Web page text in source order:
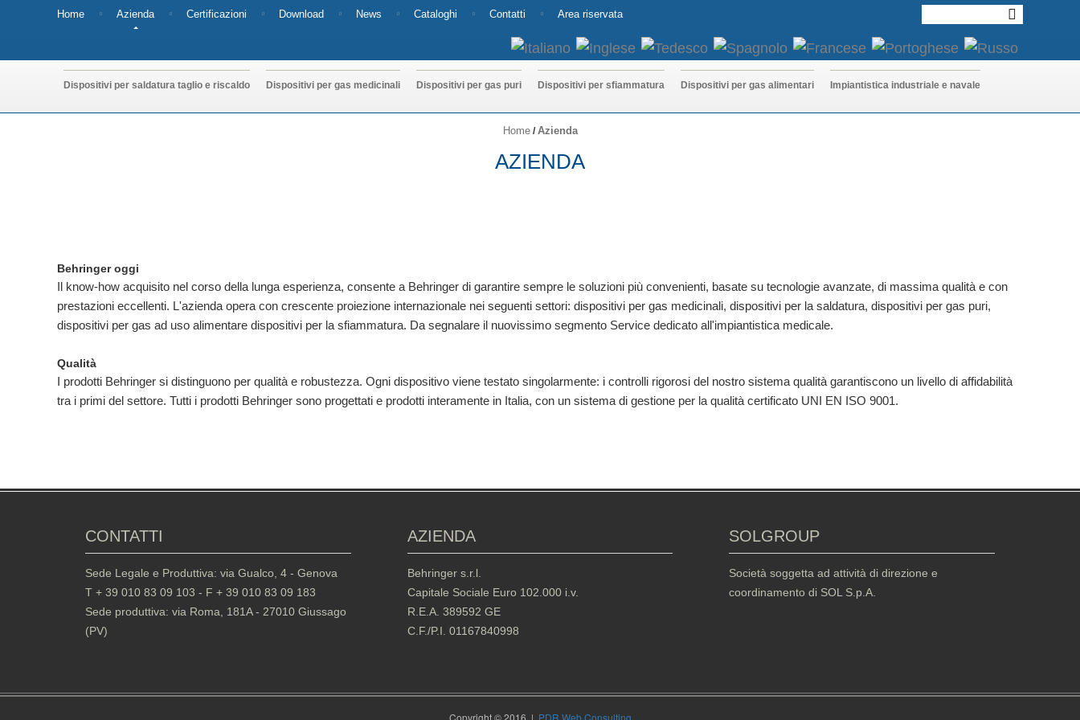
Home Azienda Certificazioni Download News Cataloghi Contatti Area riservata
Dispositivi per saldatura taglio e riscaldo Dispositivi per gas medicinali Dispositivi per gas puri Dispositivi per sfiammatura Dispositivi per gas alimentari Impiantistica industriale e navale
Home/Azienda
AZIENDA
Behringer oggi
Il know-how acquisito nel corso della lunga esperienza, consente a Behringer di garantire sempre le soluzioni più convenienti, basate su tecnologie avanzate, di massima qualità e con
prestazioni eccellenti. L'azienda opera con crescente proiezione internazionale nei seguenti settori: dispositivi per gas medicinali, dispositivi per la saldatura, dispositivi per gas puri,
dispositivi per gas ad uso alimentare dispositivi per la sfiammatura. Da segnalare il nuovissimo segmento Service dedicato all'impiantistica medicale.
Qualità
I prodotti Behringer si distinguono per qualità e robustezza. Ogni dispositivo viene testato singolarmente: i controlli rigorosi del nostro sistema qualità garantiscono un livello di affidabilità
tra i primi del settore. Tutti i prodotti Behringer sono progettati e prodotti interamente in Italia, con un sistema di gestione per la qualità certificato UNI EN ISO 9001.
SOLGROUP
Società soggetta ad attività di direzione e
coordinamento di SOL S.p.A.
AZIENDA
Behringer s.r.l.
Capitale Sociale Euro 102.000 i.v.
R.E.A. 389592 GE
C.F./P.I. 01167840998
CONTATTI
Sede Legale e Produttiva: via Gualco, 4 - Genova
T + 39 010 83 09 103 - F + 39 010 83 09 183
Sede produttiva: via Roma, 181A - 27010 Giussago
(PV)
Copyright © 2016 | PDR Web Consulting